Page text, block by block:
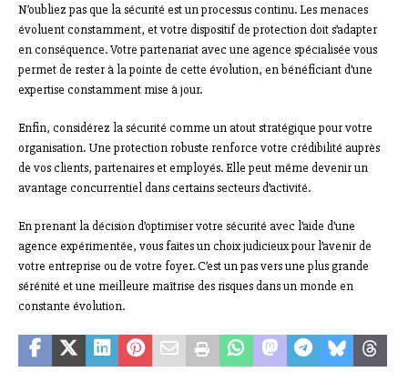
N’oubliez pas que la sécurité est un processus continu. Les menaces
évoluent constamment, et votre dispositif de protection doit s’adapter
en conséquence. Votre partenariat avec une agence spécialisée vous
permet de rester à la pointe de cette évolution, en bénéficiant d’une
expertise constamment mise à jour.
Enfin, considérez la sécurité comme un atout stratégique pour votre
organisation. Une protection robuste renforce votre crédibilité auprès
de vos clients, partenaires et employés. Elle peut même devenir un
avantage concurrentiel dans certains secteurs d’activité.
En prenant la décision d’optimiser votre sécurité avec l’aide d’une
agence expérimentée, vous faites un choix judicieux pour l’avenir de
votre entreprise ou de votre foyer. C’est un pas vers une plus grande
sérénité et une meilleure maîtrise des risques dans un monde en
constante évolution.